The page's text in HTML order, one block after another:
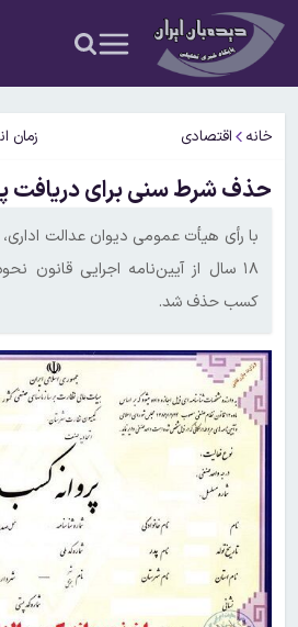
خانه اقتصادی زمان
حذف شرط سنی برای دریافت
با رأی هیأت عمومی دیوان عدالت
۱۸ سال از آیین‌نامه اجرایی قانون
کسب حذف شد.